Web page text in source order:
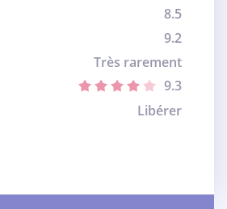
8.5
9.2
Très rarement
9.3
Libérer